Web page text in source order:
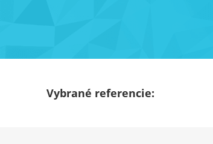
Vybrané referencie: